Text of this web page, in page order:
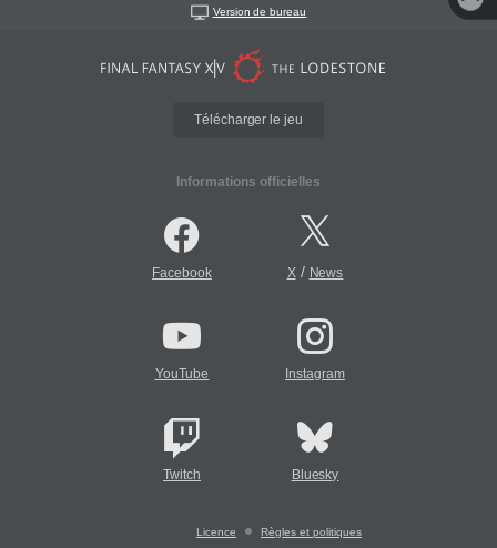
Version de bureau
Télécharger le jeu
Informations officielles
Facebook X/ News
YouTube Instagram
Twitch Bluesky
Licence Règles et politiques